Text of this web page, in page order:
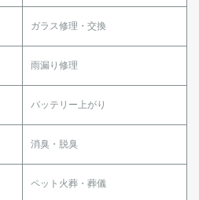
ガラス修理・交換
雨漏り修理
バッテリー上がり
消臭・脱臭
ペット火葬・葬儀